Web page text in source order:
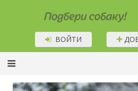
Подбери собаку!
ВОЙТИ